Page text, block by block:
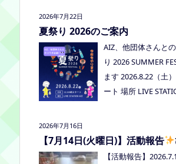
いてなど、聞いてみ
しゃべりしましょう
者、うえまつフリー
お子さま(10組程度
2026年7月22日
夏祭り 2026のご案内
AIZ、他団体さんと
り 2026 SUMMER
ます 2026.8.22（土
ート 場所 LIVE
2026年7月16日
【7月14日(火曜日)】活動報告
座談会に参加しました
【活動報告】